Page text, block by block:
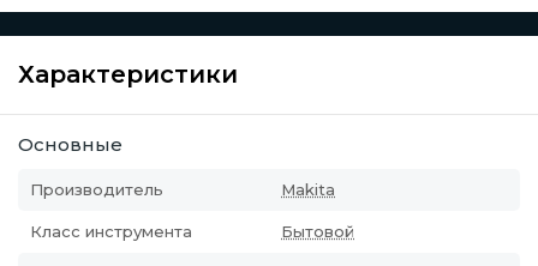
Характеристики
Основные
Производитель Makita
Класс инструмента Бытовой